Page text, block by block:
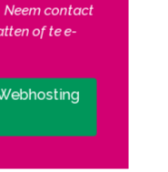
Neem contact
of te e-